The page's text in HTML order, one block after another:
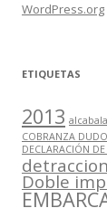
WordPress.org
ETIQUETAS
2013 alcabala
COBRANZA
DECLARACIÓN
Doble